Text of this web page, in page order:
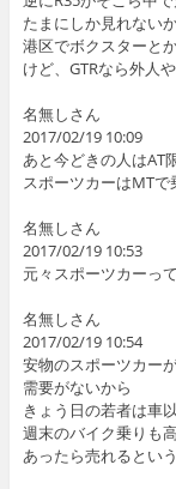
たまにしか見れない
港区でボクスターと
けど、GTRなら外人
名無しさん
2017/02/19 10:09
あと今どきの人はAT
スポーツカーはMTで
名無しさん
2017/02/19 10:53
元々スポーツカーっ
名無しさん
2017/02/19 10:54
安物のスポーツカー
需要がないから
きょう日の若者は車
週末のバイク乗りも
あったら売れるとい